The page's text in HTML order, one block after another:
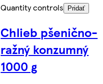
Quantity controls
Pridať
Chlieb pšenično-
ražný konzumný
1000 g